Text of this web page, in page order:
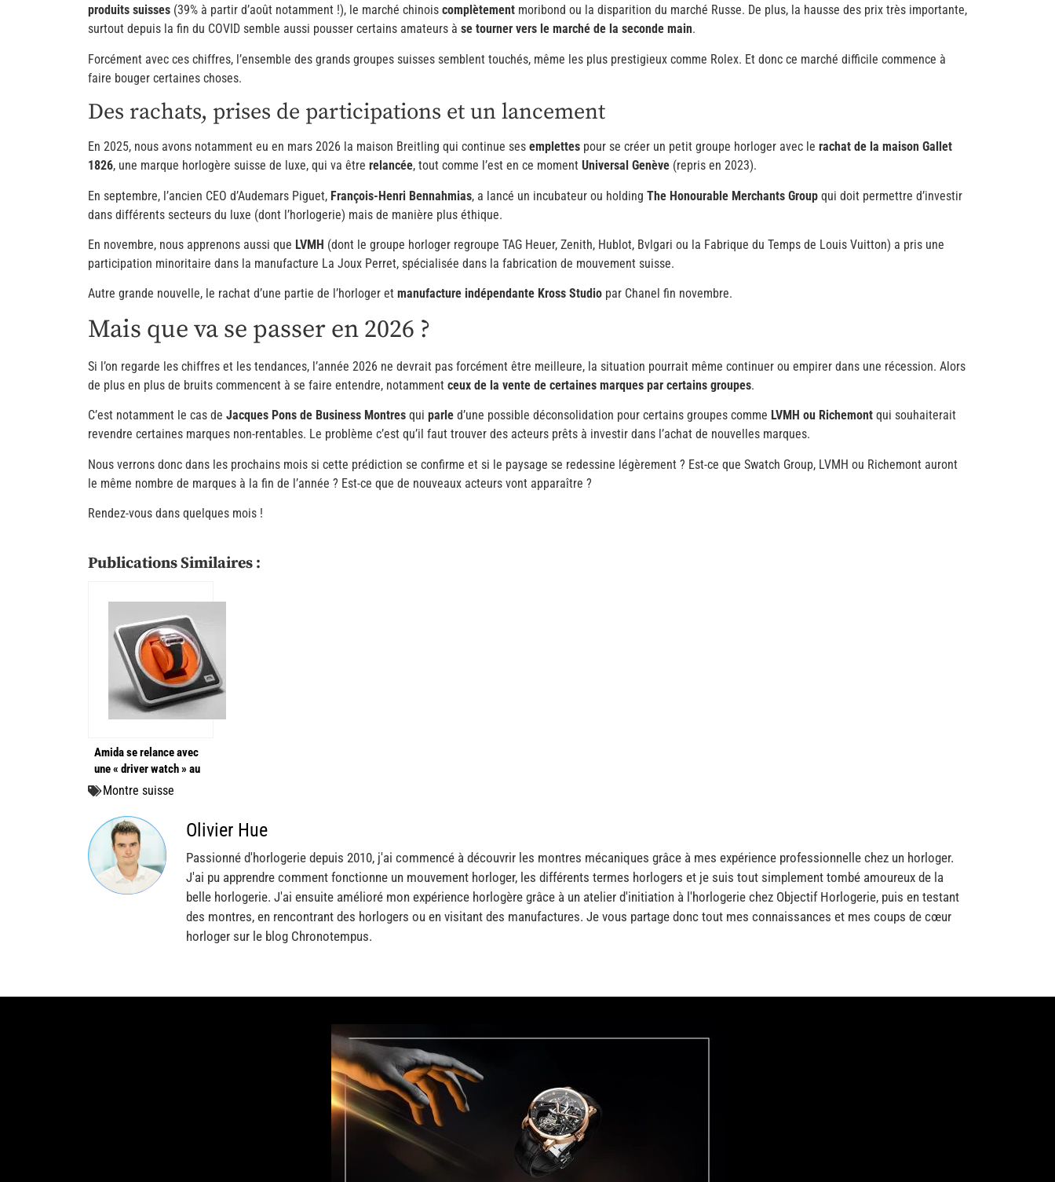
produits suisses (39% à partir d’août notamment !), le marché chinois complètement moribond ou la disparition du marché Russe. De plus, la hausse des prix très importante,
surtout depuis la fin du COVID semble aussi pousser certains amateurs à se tourner vers le marché de la seconde main.
Forcément avec ces chiffres, l’ensemble des grands groupes suisses semblent touchés, même les plus prestigieux comme Rolex. Et donc ce marché difficile commence à
faire bouger certaines choses.
Des rachats, prises de participations et un lancement
En 2025, nous avons notamment eu en mars 2026 la maison Breitling qui continue ses emplettes pour se créer un petit groupe horloger avec le rachat de la maison Gallet
1826, une marque horlogère suisse de luxe, qui va être relancée, tout comme l’est en ce moment Universal Genève (repris en 2023).
En septembre, l’ancien CEO d’Audemars Piguet, François-Henri Bennahmias, a lancé un incubateur ou holding The Honourable Merchants Group qui doit permettre d’investir
dans différents secteurs du luxe (dont l’horlogerie) mais de manière plus éthique.
En novembre, nous apprenons aussi que LVMH (dont le groupe horloger regroupe TAG Heuer, Zenith, Hublot, Bvlgari ou la Fabrique du Temps de Louis Vuitton) a pris une
participation minoritaire dans la manufacture La Joux Perret, spécialisée dans la fabrication de mouvement suisse.
Autre grande nouvelle, le rachat d’une partie de l’horloger et manufacture indépendante Kross Studio par Chanel fin novembre.
Mais que va se passer en 2026 ?
Si l’on regarde les chiffres et les tendances, l’année 2026 ne devrait pas forcément être meilleure, la situation pourrait même continuer ou empirer dans une récession. Alors
de plus en plus de bruits commencent à se faire entendre, notamment ceux de la vente de certaines marques par certains groupes.
C’est notamment le cas de Jacques Pons de Business Montres qui parle d’une possible déconsolidation pour certains groupes comme LVMH ou Richemont qui souhaiterait
revendre certaines marques non-rentables. Le problème c’est qu’il faut trouver des acteurs prêts à investir dans l’achat de nouvelles marques.
Nous verrons donc dans les prochains mois si cette prédiction se confirme et si le paysage se redessine légèrement ? Est-ce que Swatch Group, LVMH ou Richemont auront
le même nombre de marques à la fin de l’année ? Est-ce que de nouveaux acteurs vont apparaître ?
Rendez-vous dans quelques mois !
Publications Similaires :
Amida se relance avec
une « driver watch » au
design qui sort de
Montre suisse
Olivier Hue
Passionné d'horlogerie depuis 2010, j'ai commencé à découvrir les montres mécaniques grâce à mes expérience professionnelle chez un horloger.
J'ai pu apprendre comment fonctionne un mouvement horloger, les différents termes horlogers et je suis tout simplement tombé amoureux de la
belle horlogerie. J'ai ensuite amélioré mon expérience horlogère grâce à un atelier d'initiation à l'horlogerie chez Objectif Horlogerie, puis en testant
des montres, en rencontrant des horlogers ou en visitant des manufactures. Je vous partage donc tout mes connaissances et mes coups de cœur
horloger sur le blog Chronotempus.